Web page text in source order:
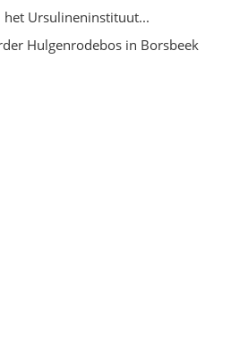
Ursulineninstituut...
Hulgenrodebos in Borsbeek